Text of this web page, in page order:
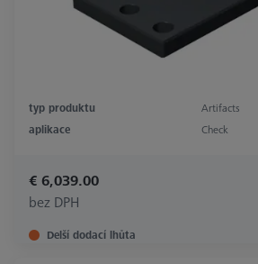
typ produktu
Artifacts
aplikace
Check
€ 6,039.00
bez DPH
Delší dodací lhůta